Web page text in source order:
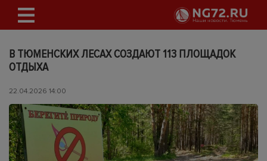
В ТЮМЕНСКИХ ЛЕСАХ СОЗДАЮТ 113 ПЛОЩАДОК
ОТДЫХА
22.04.2026 14:00